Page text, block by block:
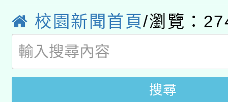
方素養工作坊新北場」
「族語學習班」招生簡
文教學共融平台-教案
件」活動簡章
年度COVID-19疫苗接
接種對象擴大為「滿6
接種之民眾」措施，
校園新聞首頁/瀏覽：
搜尋